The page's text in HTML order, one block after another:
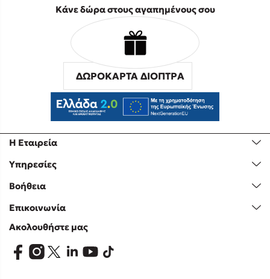
Η Εταιρεία
Υπηρεσίες
Βοήθεια
Επικοινωνία
Κάνε δώρα στους αγαπημένους σου
ΔΩΡΟΚΑΡΤΑ ΔΙΟΠΤΡΑ
Ακολουθήστε μας